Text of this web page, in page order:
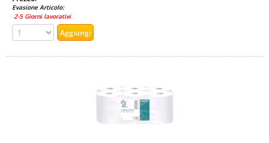
Evasione Articolo:
2-5 Giorni lavorativi